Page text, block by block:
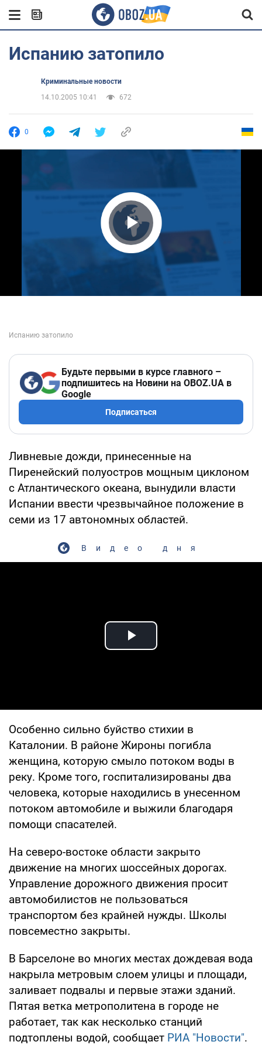
Испанию затопило
Криминальные новости
14.10.2005 10:41
672
0
Play Video
Будьте первыми в курсе главного –
подпишитесь на Новини на OBOZ.UA в
Google
Подписаться
Ливневые дожди, принесенные на
Пиренейский полуостров мощным циклоном
с Атлантического океана, вынудили власти
Испании ввести чрезвычайное положение в
семи из 17 автономных областей.
Видео дня
Play Video
Особенно сильно буйство стихии в
Каталонии. В районе Жироны погибла
женщина, которую смыло потоком воды в
реку. Кроме того, госпитализированы два
человека, которые находились в унесенном
потоком автомобиле и выжили благодаря
помощи спасателей.
На северо-востоке области закрыто
движение на многих шоссейных дорогах.
Управление дорожного движения просит
автомобилистов не пользоваться
транспортом без крайней нужды. Школы
повсеместно закрыты.
В Барселоне во многих местах дождевая вода
накрыла метровым слоем улицы и площади,
заливает подвалы и первые этажи зданий.
Пятая ветка метрополитена в городе не
работает, так как несколько станций
подтоплены водой, сообщает РИА "Новости".